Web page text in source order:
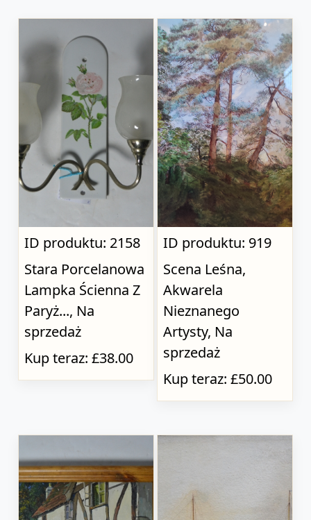
ID produktu: 2158
Stara Porcelanowa
Lampka Ścienna Z
Paryż..., Na
sprzedaż
Kup teraz: £38.00
ID produktu: 919
Scena Leśna,
Akwarela
Nieznanego
Artysty, Na
sprzedaż
Kup teraz: £50.00